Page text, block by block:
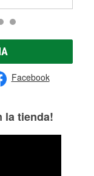
Facebook
la tienda!